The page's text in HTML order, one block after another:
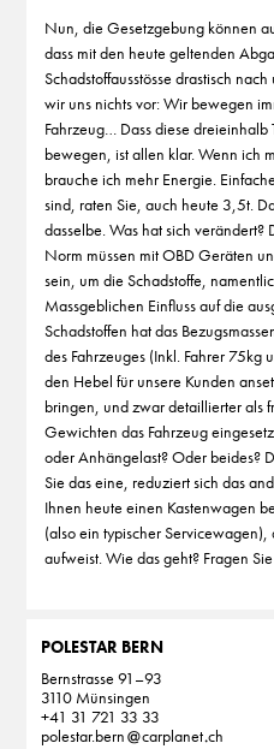
Nun, die Gesetzgebung können
dass mit den heute geltenden
Schadstoffausstösse drastisch
wir uns nichts vor: Wir bewegen
Fahrzeug… Dass diese dreieinhalb
bewegen, ist allen klar. Wenn ich
brauche ich mehr Energie.
sind, raten Sie, auch heute 3,5t.
dasselbe. Was hat sich verändert?
Norm müssen mit OBD Geräten
sein, um die Schadstoffe,
Massgeblichen Einfluss auf die
Schadstoffen hat das
des Fahrzeuges (Inkl. Fahrer
den Hebel für unsere Kunden
bringen, und zwar detaillierter als
Gewichten das Fahrzeug
oder Anhängelast? Oder beides?
Sie das eine, reduziert sich das
Ihnen heute einen Kastenwagen
(also ein typischer
aufweist. Wie das geht? Fragen
POLESTAR BERN
Bernstrasse 91–93
3110 Münsingen
+41 31 721 33 33
polestar.bern
carplanet ch